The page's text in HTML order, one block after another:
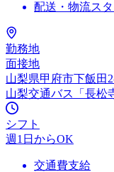
配送・物流ス
勤務地
面接地
山梨県甲府市下飯田
山梨交通バス「長松
シフト
週1日からOK
交通費支給